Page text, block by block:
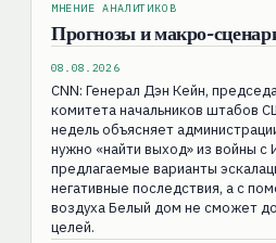
МНЕНИЕ АНАЛИТИКОВ
Прогнозы и макро-
08.08.2026
CNN: Генерал Дэн Кейн,
комитета начальников штабов
недель объясняет
нужно «найти выход» из войны
предлагаемые варианты
негативные последствия, а с
воздуха Белый дом не сможет
целей.